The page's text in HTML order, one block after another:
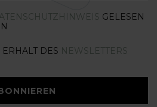
GELESEN
DES NEWSLETTERS